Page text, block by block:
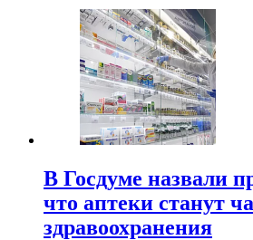
В Госдуме назвали
что аптеки станут
здравоохранения